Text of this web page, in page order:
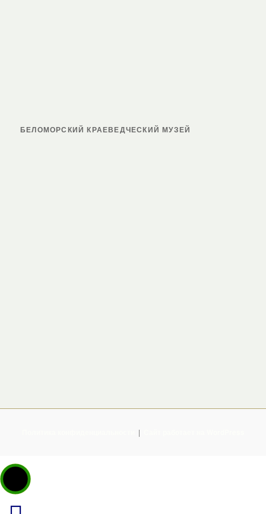
БЕЛОМОРСКИЙ КРАЕВЕДЧЕСКИЙ МУЗЕЙ